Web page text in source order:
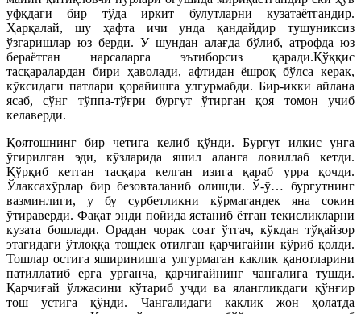
уфқдаги бир тўда иркит булутларни кузатаётгандир.
Ҳарқалай, шу ҳафта ичи унда қандайдир тушуниксиз
ўзгаришлар юз берди. У шундан алағда бўлиб, атрофда юз
бераётган нарсаларга эътиборсиз қаради.Қўққис
тасқаралардан бири ҳаволади, афтидан ёшроқ бўлса керак,
кўксидаги патлари қорайишга улгурмабди. Бир-икки айлана
ясаб, сўнг тўппа-тўғри бургут ўтирган қоя томон учиб
келаверди.
Қоятошнинг бир четига келиб қўнди. Бургут илкис унга
ўгирилган эди, кўзларида яшил аланга ловиллаб кетди.
Қўрқиб кетган тасқара келган изига қараб урра қочди.
Ўлаксахўрлар бир безовталаниб олишди. Ў-ў… бургутнинг
вазминлиги, у бу сурбетликни кўрмагандек яна сокин
ўтираверди. Фақат энди пойида ястаниб ётган текисликларни
кузата бошлади. Орадан чорак соат ўтгач, кўкдан тўқайзор
этагидаги ўтлоққа тошдек отилган қарчиғайни кўриб қолди.
Тошлар остига яширинишга улгурмаган каклик қанотларини
патиллатиб ерга урганча, қарчиғайнинг чангалига тушди.
Қарчиғай ўлжасини кўтариб учди ва ялангликдаги қўнғир
тош устига қўнди. Чангалидаги каклик жон ҳолатда